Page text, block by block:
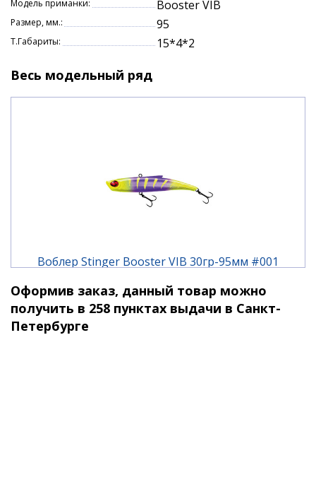
Рекомендуемые глубины для подледной ловли
от 2 до 12 метров.
Booster VIB
— это надёжный и эффективный
инструмент для любителей и профессионалов. Он
поможет вам увеличить улов и получить
удовольствие от рыбалки.
Модель приманки: Booster VIB
Размер, мм.: 95
Т.Габариты: 15*4*2
Весь модельный ряд
Воблер Stinger Booster VIB 30гр-95мм #001
550 ₽
Оформив заказ, данный товар можно
получить в 258 пунктах выдачи в Санкт-
Петербурге